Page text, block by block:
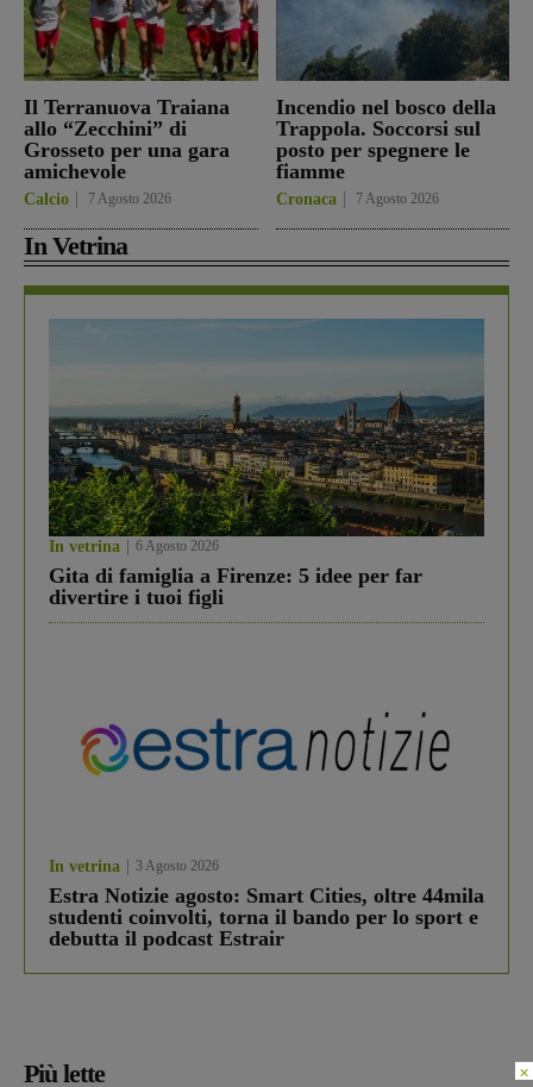
Il Terranuova Traiana
allo “Zecchini” di
Grosseto per una gara
amichevole
Calcio 7 Agosto 2026
Incendio nel bosco della
Trappola. Soccorsi sul
posto per spegnere le
fiamme
Cronaca 7 Agosto 2026
In Vetrina
In vetrina 6 Agosto 2026
Gita di famiglia a Firenze: 5 idee per far
divertire i tuoi figli
In vetrina 3 Agosto 2026
Estra Notizie agosto: Smart Cities, oltre 44mila
studenti coinvolti, torna il bando per lo sport e
debutta il podcast Estrair
Più lette ×